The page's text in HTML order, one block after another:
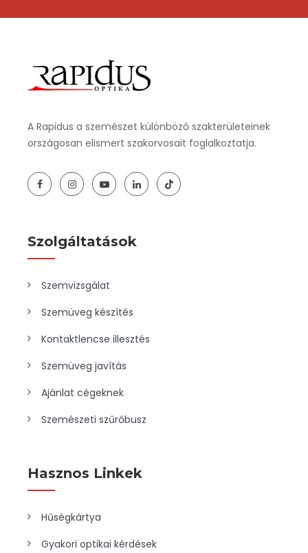
A Rapidus a szemészet különböző szakterületeinek
országosan elismert szakorvosait foglalkoztatja.
Szolgáltatások
Szemvizsgálat
Szemüveg készítés
Kontaktlencse illesztés
Szemüveg javítás
Ajánlat cégeknek
Szemészeti szűrőbusz
Hasznos Linkek
Hűségkártya
Gyakori optikai kérdések